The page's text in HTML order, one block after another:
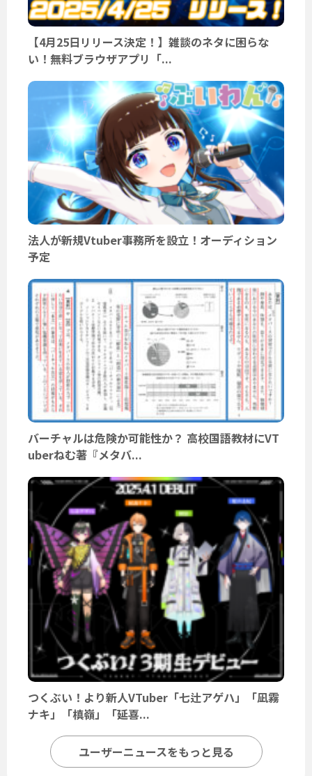
【4月25日リリース決定！】雑談のネタに困らな
い！無料ブラウザアプリ「...
法人が新規Vtuber事務所を設立！オーディション
予定
バーチャルは危険か可能性か？ 高校国語教材にVT
uberねむ著『メタバ...
つくぶい！より新人VTuber「七辻アゲハ」「凪霧
ナキ」「槙嶺」「延喜...
ユーザーニュースをもっと見る